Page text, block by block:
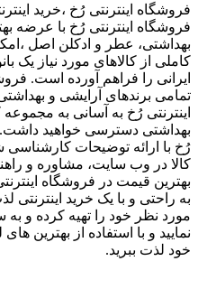
فروشگاه اینترنتی رُخ ،خرید
فروشگاه اینترنتی رُخ با عرضه
بهداشتی، عطر و ادکلن اصل
کاملی از کالاهای مورد نیاز
ایرانی را فراهم آورده است.
تمامی برندهای آرایشی و
اینترنتی رُخ به آسانی به
بهداشتی دسترسی خواهید داشت.
رُخ با ارائه توضیحات
کالا در وب سایت، مشاوره و
بهترین قیمت در فروشگاه
به راحتی و با یک خرید
مورد نظر خود را تهیه کرده و
نمایید و با استفاده از بهترین
خود لذت ببرید.